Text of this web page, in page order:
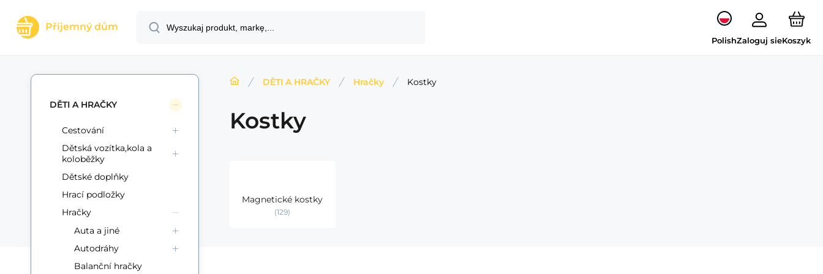
Příjemný dům
PolishZaloguj sieKoszyk
DĚTI A HRAČKY Hračky Kostky
Kostky
Magnetické kostky
129
DĚTI A HRAČKY
Cestování
Dětská vozítka,kola a
koloběžky
Dětské doplňky
Hrací podložky
Hračky
Auta a jiné
Autodráhy
Balanční hračky